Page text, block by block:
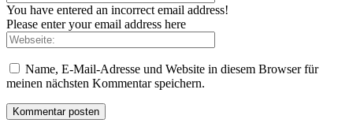
You have entered an incorrect email address!
Please enter your email address here
Name, E-Mail-Adresse und Website in diesem Browser für
meinen nächsten Kommentar speichern.